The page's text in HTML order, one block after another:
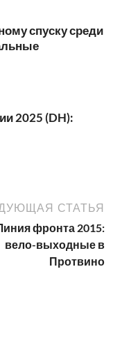
спуску среди
2025 (DH):
СТАТЬЯ
фронта 2015:
вело-выходные в
Протвино